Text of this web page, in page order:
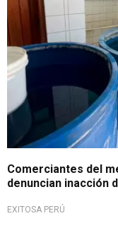
Comerciantes del
denuncian inacción
EXITOSA PERÚ